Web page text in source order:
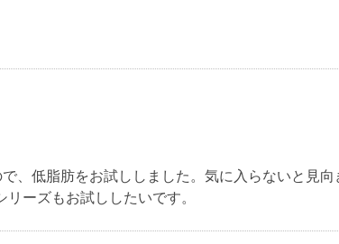
、低脂肪をお試ししました。気に入らないと見向
ーズもお試ししたいです。